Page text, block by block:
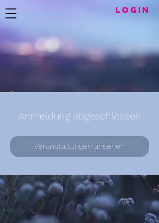
LogIN
Anmeldung abgeschlossen
Veranstaltungen ansehen